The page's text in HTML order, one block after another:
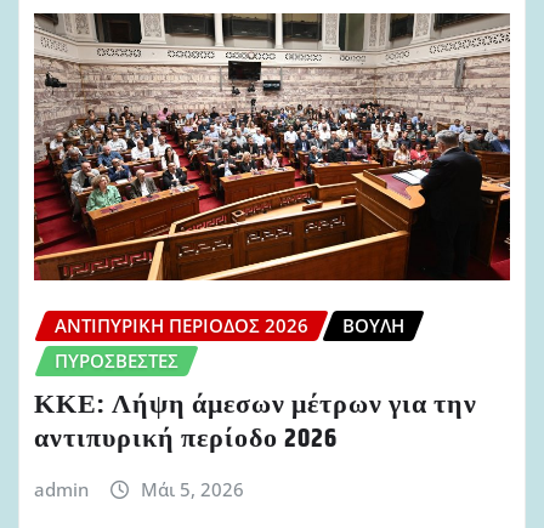
ΑΝΤΙΠΥΡΙΚΉ ΠΕΡΊΟΔΟΣ 2026
ΒΟΥΛΉ
ΠΥΡΟΣΒΈΣΤΕΣ
ΚΚΕ: Λήψη άμεσων μέτρων για την
αντιπυρική περίοδο 2026
admin Μάι 5, 2026